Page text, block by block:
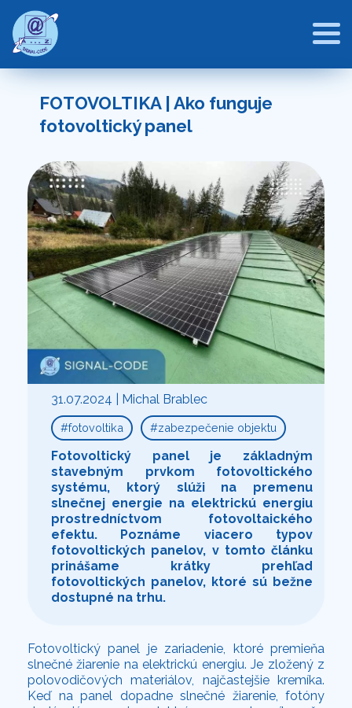
FOTOVOLTIKA | Ako funguje
fotovoltický panel
31.07.2024 | Michal Brablec
fotovoltika zabezpečenie objektu
Fotovoltický panel je základným
stavebným prvkom fotovoltického
systému, ktorý slúži na premenu
slnečnej energie na elektrickú energiu
prostredníctvom fotovoltaického
efektu. Poznáme viacero typov
fotovoltických panelov, v tomto článku
prinášame krátky prehľad
fotovoltických panelov, ktoré sú bežne
dostupné na trhu.
Fotovoltický panel je zariadenie, ktoré premieňa
slnečné žiarenie na elektrickú energiu. Je zložený z
polovodičových materiálov, najčastejšie kremíka.
Keď na panel dopadne slnečné žiarenie, fotóny